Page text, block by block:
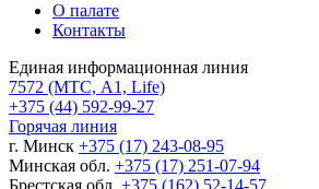
О палате
Контакты
Единая информационная линия
7572 (МТС, A1, Life)
+375 (44) 592-99-27
Горячая линия
г. Минск +375 (17) 243-08-95
Минская обл. +375 (17) 251-07-94
Брестская обл. +375 (162) 52-14-57